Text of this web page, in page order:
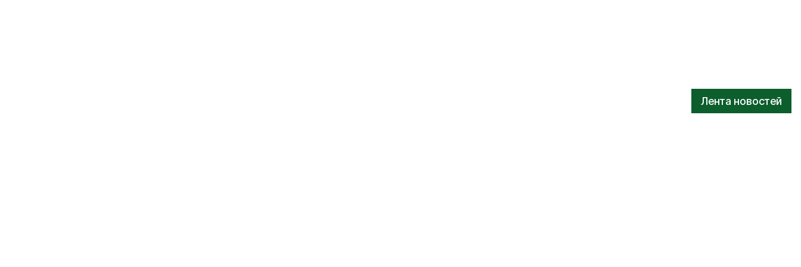
Лента новостей